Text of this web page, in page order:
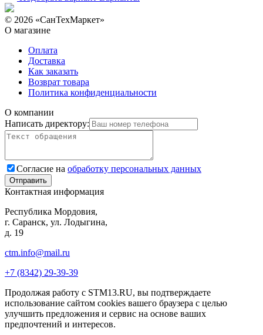
© 2026 «СанТехМаркет»
О магазине
Оплата
Доставка
Как заказать
Возврат товара
Политика конфиденциальности
О компании
Написать директору:
Согласие на обработку персональных данных
Контактная информация
Республика Мордовия,
г. Саранск, ул. Лодыгина,
д. 19
ctm.info@mail.ru
+7 (8342) 29-39-39
Продолжая работу с STM13.RU, вы подтверждаете
использование сайтом cookies вашего браузера с целью
улучшить предложения и сервис на основе ваших
предпочтений и интересов.